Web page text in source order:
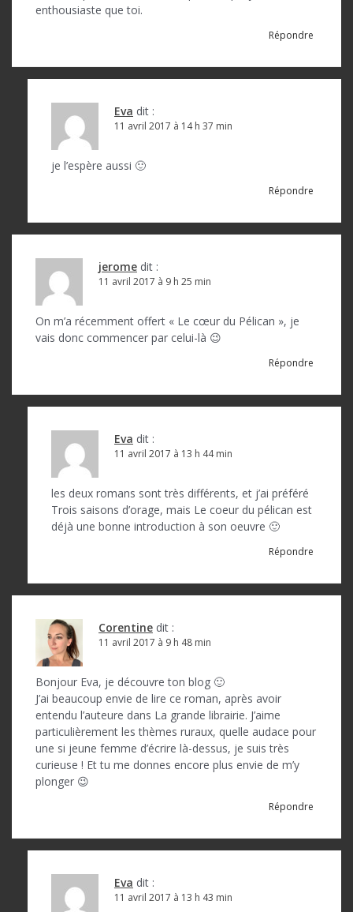
enthousiaste que toi.
Répondre
Eva dit :
11 avril 2017 à 14 h 37 min
je l’espère aussi 🙂
Répondre
jerome dit :
11 avril 2017 à 9 h 25 min
On m’a récemment offert « Le cœur du Pélican », je
vais donc commencer par celui-là 😉
Répondre
Eva dit :
11 avril 2017 à 13 h 44 min
les deux romans sont très différents, et j’ai préféré
Trois saisons d’orage, mais Le coeur du pélican est
déjà une bonne introduction à son oeuvre 🙂
Répondre
Corentine dit :
11 avril 2017 à 9 h 48 min
Bonjour Eva, je découvre ton blog 🙂
J’ai beaucoup envie de lire ce roman, après avoir
entendu l’auteure dans La grande librairie. J’aime
particulièrement les thèmes ruraux, quelle audace pour
une si jeune femme d’écrire là-dessus, je suis très
curieuse ! Et tu me donnes encore plus envie de m’y
plonger 😉
Répondre
Eva dit :
11 avril 2017 à 13 h 43 min